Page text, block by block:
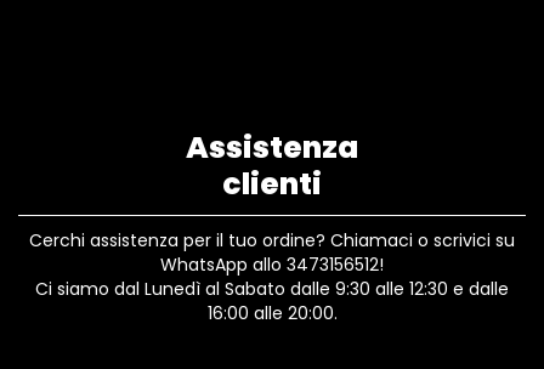
Assistenza
clienti
Cerchi assistenza per il tuo ordine? Chiamaci o scrivici su
WhatsApp allo 3473156512!
Ci siamo dal Lunedì al Sabato dalle 9:30 alle 12:30 e dalle
16:00 alle 20:00.